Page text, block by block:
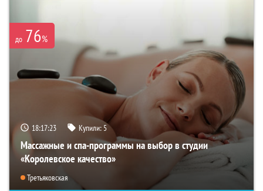
до 76%
18:17:21 Купили: 5
Массажные и спа-программы на выбор в студии
«Королевское качество»
Третьяковская